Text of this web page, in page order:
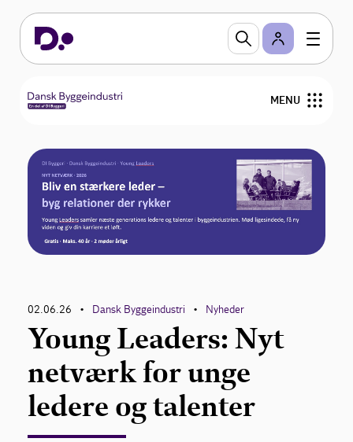
MENU
Råd og vejledninger
Nyheder
Om Dansk Byggeindustri
02.06.26 • Dansk Byggeindustri • Nyheder
Young Leaders: Nyt
netværk for unge
ledere og talenter